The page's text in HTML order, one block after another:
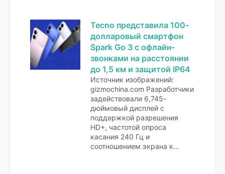
Tecno представила 100-
долларовый смартфон
Spark Go 3 с офлайн-
звонками на расстоянии
до 1,5 км и защитой IP64
Источник изображений:
gizmochina.com Разработчики
задействовали 6,745-
дюймовый дисплей с
поддержкой разрешения
HD+, частотой опроса
касания 240 Гц и
соотношением экрана к…